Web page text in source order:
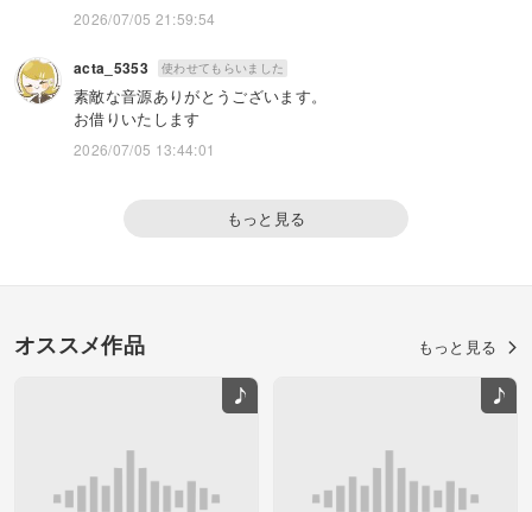
2026/07/05 21:59:54
acta_5353 使わせてもらいました
素敵な音源ありがとうございます。
お借りいたします
2026/07/05 13:44:01
もっと見る
オススメ作品 もっと見る